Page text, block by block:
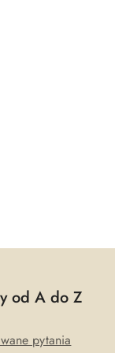
od A do Z
pytania